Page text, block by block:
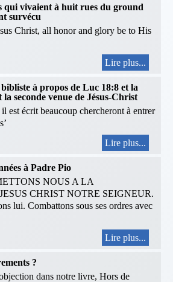
qui vivaient à huit rues du ground
survécu
Christ, all honor and glory be to His
Lire plus...
à propos de Luc 18:8 et la
seconde venue de Jésus-Christ
est écrit beaucoup chercheront à entrer
Lire plus...
à Padre Pio
NOUS A LA
CHRIST NOTRE SEIGNEUR.
lui. Combattons sous ses ordres avec
Lire plus...
?
dans notre livre, Hors de